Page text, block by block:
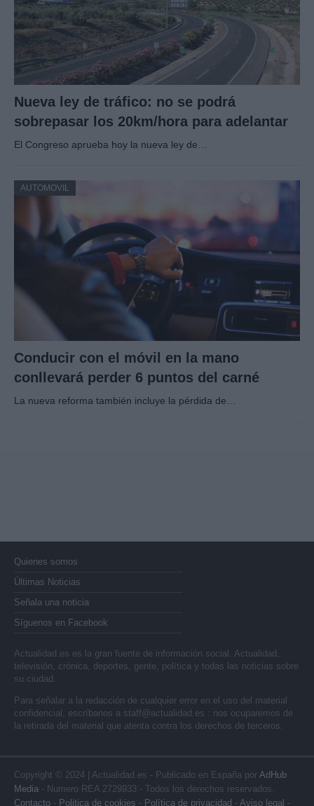
Nueva ley de tráfico: no se podrá
sobrepasar los 20km/hora para adelantar
El Congreso aprueba hoy la nueva ley de…
AUTOMOVIL
Conducir con el móvil en la mano
conllevará perder 6 puntos del carné
La nueva reforma también incluye la pérdida de…
Quienes somos
Últimas Noticias
Señala una noticia
Síguenos en Facebook
Actualidad.es es la gran fuente de información social. Actualidad,
televisión, crónica, deportes, gente, política y todas las noticias sobre
su ciudad.
Para señalar a la redacción de cualquier error en el uso del material
confidencial, escríbanos a staff@actualidad.es : nos ocuparemos de
la retirada del material que atenta contra los derechos de terceros.
Copyright © 2024 | Actualidad.es - Publicado en España por AdHub
Media - Numero REA 2729933 - Todos los derechos reservados.
Contacto - Politica de cookies - Política de privacidad - Aviso legal -